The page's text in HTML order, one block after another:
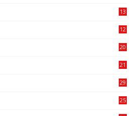
13
12
20
21
29
25